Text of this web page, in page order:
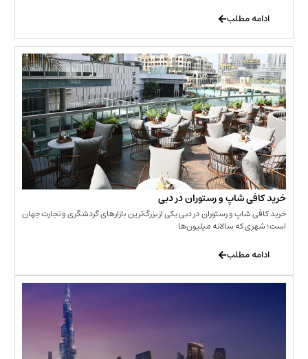
شاپ و رستوران در دبی
و رستوران در دبی یکی از بزرگ‌ترین بازارهای گردشگری و تجارت جهان
سالانه میلیون‌ها